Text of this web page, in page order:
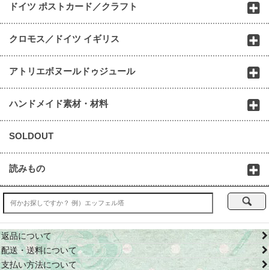
ドイツ ポストカード／クラフト
クロモス／ドイツ イギリス
アトリエボヌールドゥジュール
ハンドメイド素材・材料
SOLDOUT
読みもの
返品について
配送・送料について
支払い方法について